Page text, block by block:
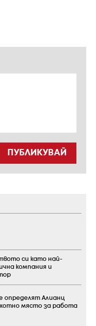
ПУБЛИКУВАЙ
си като най-
компания и
определят Алианц
място за работа